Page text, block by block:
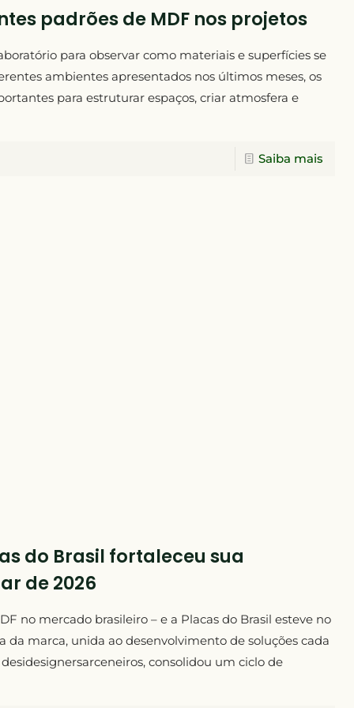
padrões de MDF nos projetos
para observar como materiais e superfícies se
ambientes apresentados nos últimos meses, os
para estruturar espaços, criar atmosfera e
Saiba mais
do Brasil fortaleceu sua
de 2026
no mercado brasileiro – e a Placas do Brasil esteve no
marca, unida ao desenvolvimento de soluções cada
consolidou um ciclo de